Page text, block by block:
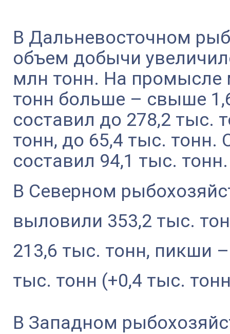
В Дальневосточном
объем добычи
млн тонн. На промысле
тонн больше – свыше
составил до 278,2 тыс.
тонн, до 65,4 тыс.
составил 94,1 тыс. тонн.
В Северном
выловили 353,2 тыс.
213,6 тыс. тонн, пикши
тыс. тонн (+0,4 тыс.
В Западном